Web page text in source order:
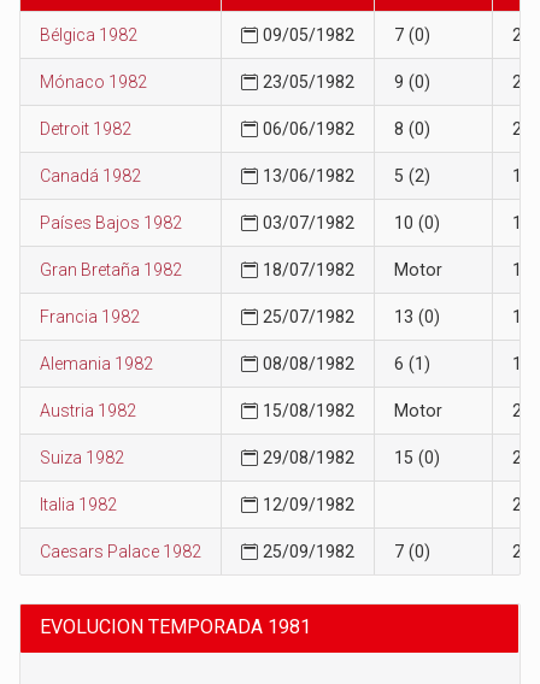
Bélgica 1982 09/05/1982 7 (0) 20
Mónaco 1982 23/05/1982 9 (0) 21
Detroit 1982 06/06/1982 8 (0) 23
Canadá 1982 13/06/1982 5 (2) 18
Países Bajos 1982 03/07/1982 10 (0) 18
Gran Bretaña 1982 18/07/1982 Motor 19
Francia 1982 25/07/1982 13 (0) 19
Alemania 1982 08/08/1982 6 (1) 19
Austria 1982 15/08/1982 Motor 20
Suiza 1982 29/08/1982 15 (0) 20
Italia 1982 12/09/1982 21
Caesars Palace 1982 25/09/1982 7 (0) 21
EVOLUCION TEMPORADA 1981